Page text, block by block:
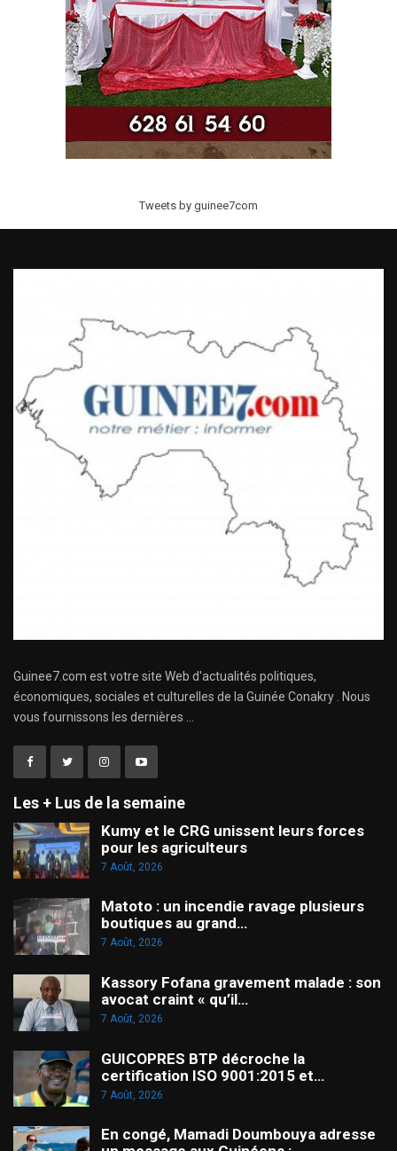
Tweets by guinee7com
Guinee7.com est votre site Web d'actualités politiques,
économiques, sociales et culturelles de la Guinée Conakry . Nous
vous fournissons les dernières ...
Les + Lus de la semaine
Kumy et le CRG unissent leurs forces
pour les agriculteurs
7 Août, 2026
Matoto : un incendie ravage plusieurs
boutiques au grand…
7 Août, 2026
Kassory Fofana gravement malade : son
avocat craint « qu’il…
7 Août, 2026
GUICOPRES BTP décroche la
certification ISO 9001:2015 et…
7 Août, 2026
En congé, Mamadi Doumbouya adresse